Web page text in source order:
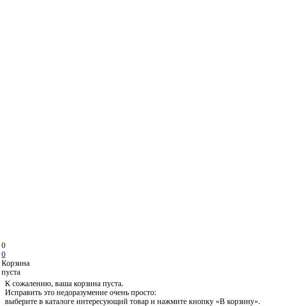
0
0
Корзина
пуста
К сожалению, ваша корзина пуста.
Исправить это недоразумение очень просто:
выберите в каталоге интересующий товар и нажмите кнопку «В корзину».